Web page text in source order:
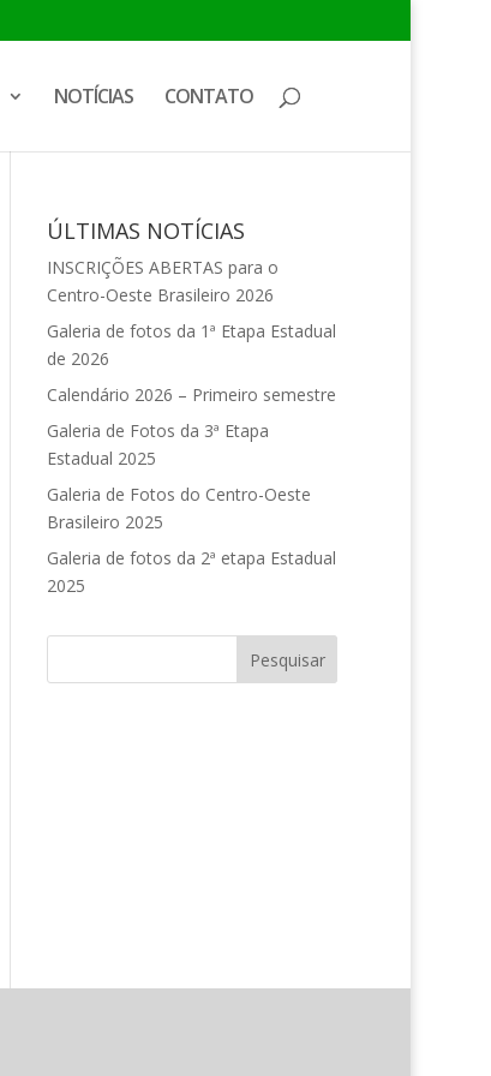
NOTÍCIAS CONTATO
ÚLTIMAS NOTÍCIAS
INSCRIÇÕES ABERTAS para o
Centro-Oeste Brasileiro 2026
Galeria de fotos da 1ª Etapa Estadual
de 2026
Calendário 2026 – Primeiro semestre
Galeria de Fotos da 3ª Etapa
Estadual 2025
Galeria de Fotos do Centro-Oeste
Brasileiro 2025
Galeria de fotos da 2ª etapa Estadual
2025